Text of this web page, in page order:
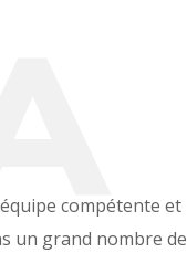
compétente et
un grand nombre de